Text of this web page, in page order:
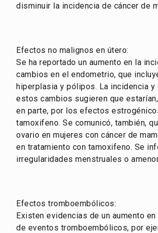
disminuir la incidencia de cáncer de
Efectos no malignos en útero:
Se ha reportado un aumento en la
cambios en el endometrio, que
hiperplasia y pólipos. La incidencia y
estos cambios sugieren que
en parte, por los efectos
tamoxifeno. Se comunicó, también,
ovario en mujeres con cáncer de
en tratamiento con tamoxifeno. Se
irregularidades menstruales o
Efectos tromboembólicos:
Existen evidencias de un aumento
de eventos tromboembólicos, por